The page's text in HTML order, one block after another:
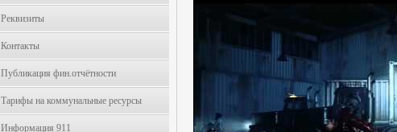
Реквизиты
Контакты
Публикация фин.отчётности
Тарифы на коммунальные ресурсы
Информация 911